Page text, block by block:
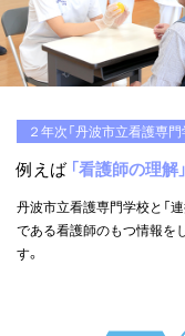
２年次「丹波市立看護専
例えば 「看護師の理解」
丹波市立看護専門学校と「
である看護師のもつ情報を
す。